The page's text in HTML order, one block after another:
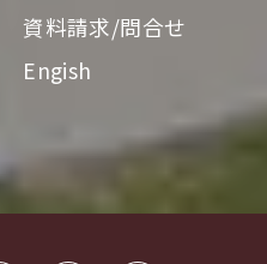
資料請求/問合せ
Engish